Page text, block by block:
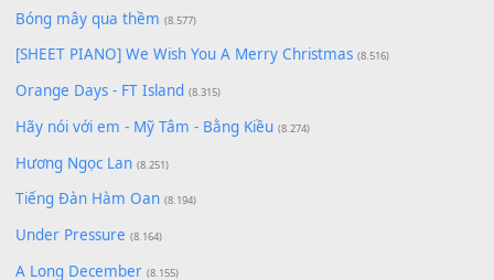
Giá Như - Soobin Hoàng Sơn
Có Em Đời Bỗng Vui (9.744)
Cơn Mơ Băng Giá (9.103)
Chờ một tiếng yêu (8.991)
Lãng Quên Chiều Thu | Anh không muốn ra đi | Qí shí bù
zǒu - 其实不想走
(8.929)
[SHEET] Ánh Trăng Nói Hộ Lòng Tôi - Mạnh Lệ Quân | Intro +